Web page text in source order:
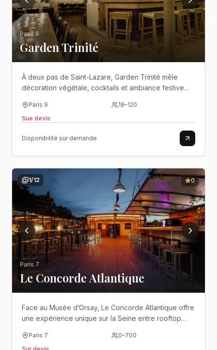
Paris 9
Garden Trinité
À deux pas de Saint-Lazare, Garden Trinité mêle
décoration végétale, cocktails et ambiance festive
de groupe..
Paris 9 18–120
Sue devis
Disponibilité sur demande
1/12 0
Paris 7
Le Concorde Atlantique
Face au Musée d’Orsay, Le Concorde Atlantique offre
une expérience unique sur la Seine entre rooftop
au cœur de Paris..
Paris 7 0–700